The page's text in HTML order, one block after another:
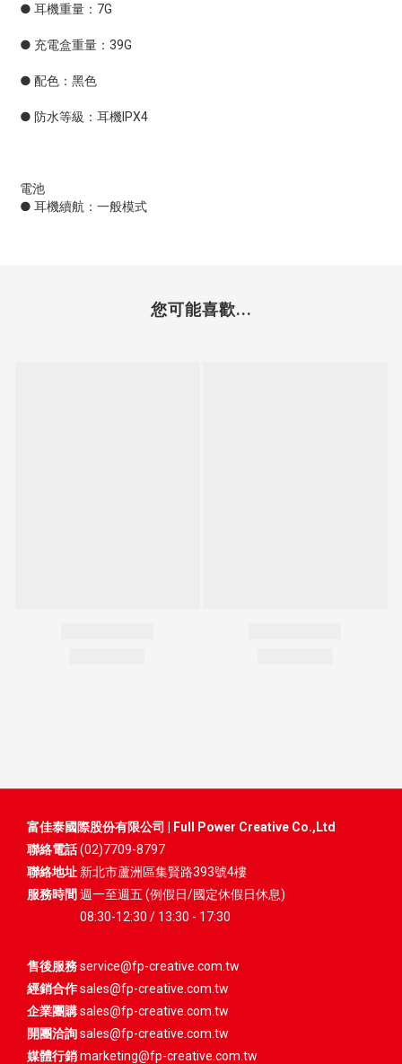
● 耳機重量：7G
● 充電盒重量：39G
● 配色：黑色
● 防水等級：耳機IPX4
電池
● 耳機續航：一般模式
您可能喜歡...
富佳泰國際股份有限公司 | Full Power Creative Co.,Ltd
聯絡電話(02)7709-8797
聯絡地址 新北市蘆洲區集賢路393號4樓
服務時間 週一至週五 (例假日/國定休假日休息)
08:30-12:30 / 13:30 - 17:30
售後服務service@fp-creative.com.tw
經銷合作sales@fp-creative.com.tw
企業團購sales@fp-creative.com.tw
開團洽詢sales@fp-creative.com.tw
媒體行銷marketing@fp-creative.com.tw